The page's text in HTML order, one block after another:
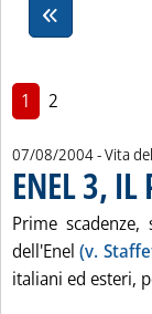
1 2
07/08/2004- Vita
ENEL 3, IL
Prime
dell'Enel(v.
italiani ed esteri,